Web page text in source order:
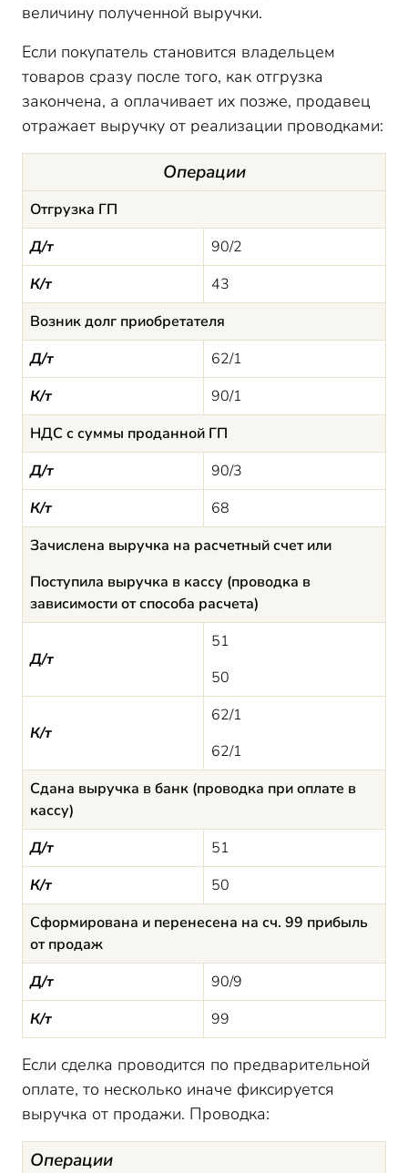
величину полученной выручки.
Если покупатель становится владельцем
товаров сразу после того, как отгрузка
закончена, а оплачивает их позже, продавец
отражает выручку от реализации проводками:
Операции
Отгрузка ГП
Д/т
90/2
К/т
43
Возник долг приобретателя
Д/т
62/1
К/т
90/1
НДС с суммы проданной ГП
Д/т
90/3
К/т
68
Зачислена выручка на расчетный счет или
Поступила выручка в кассу (проводка в
зависимости от способа расчета)
Д/т
51
50
К/т
62/1
62/1
Сдана выручка в банк (проводка при оплате в
кассу)
Д/т
51
К/т
50
Сформирована и перенесена на сч. 99 прибыль
от продаж
Д/т
90/9
К/т
99
Если сделка проводится по предварительной
оплате, то несколько иначе фиксируется
выручка от продажи. Проводка:
Операции